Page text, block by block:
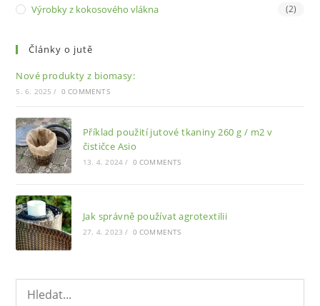
Výrobky z kokosového vlákna (2)
Články o jutě
Nové produkty z biomasy:
5. 6. 2025 / 0 COMMENTS
Příklad použití jutové tkaniny 260 g / m2 v
čističce Asio
13. 4. 2024 / 0 COMMENTS
Jak správně používat agrotextilii
27. 4. 2023 / 0 COMMENTS